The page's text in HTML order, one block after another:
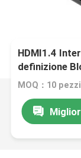
HDMI1.4
definizione
MOQ：10 pezzi